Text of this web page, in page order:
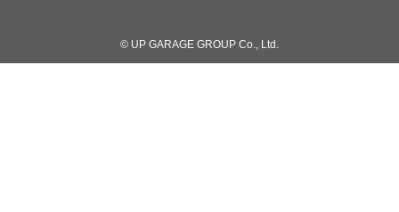
© UP GARAGE GROUP Co., Ltd.